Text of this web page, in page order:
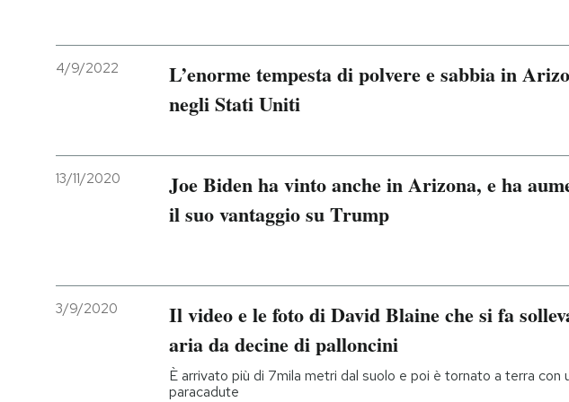
4/9/2022
L’enorme tempesta di polvere e sabbia in
negli Stati Uniti
13/11/2020
Joe Biden ha vinto anche in Arizona, e ha
il suo vantaggio su Trump
3/9/2020
Il video e le foto di David Blaine che si fa
aria da decine di palloncini
È arrivato più di 7mila metri dal suolo e poi è tornato a terra con
paracadute